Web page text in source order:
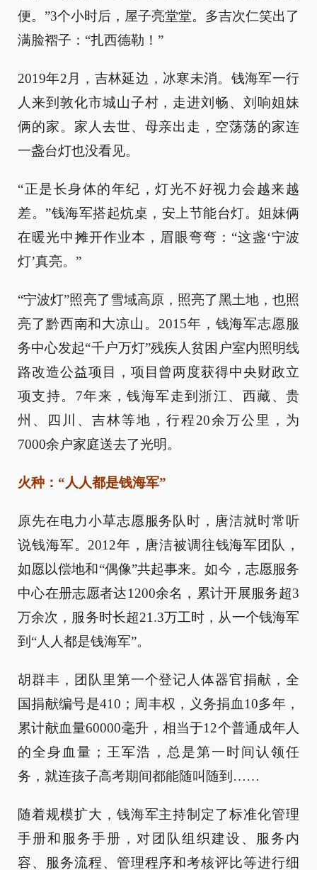
便。”3个小时后，屋子亮堂堂。多吉次仁笑出了
满脸褶子：“扎西德勒！”
2019年2月，吉林延边，冰寒未消。钱海军一行
人来到敦化市城山子村，走进刘畅、刘响姐妹
俩的家。家人去世、母亲出走，空荡荡的家连
一盏台灯也没看见。
“正是长身体的年纪，灯光不好视力会越来越
差。”钱海军搭起炕桌，安上节能台灯。姐妹俩
在暖光中摊开作业本，眉眼弯弯：“这盏‘宁波
灯’真亮。”
“宁波灯”照亮了雪域高原，照亮了黑土地，也照
亮了黔西南和大凉山。2015年，钱海军志愿服
务中心发起“千户万灯”残疾人贫困户室内照明线
路改造公益项目，项目曾两度获得中央财政立
项支持。7年来，钱海军走到浙江、西藏、贵
州、四川、吉林等地，行程20余万公里，为
7000余户家庭送去了光明。
火种：“人人都是钱海军”
原先在电力小草志愿服务队时，唐洁就时常听
说钱海军。2012年，唐洁被调往钱海军团队，
如愿以偿地和“偶像”共起事来。如今，志愿服务
中心在册志愿者达1200余名，累计开展服务超3
万余次，服务时长超21.3万工时，从一个钱海军
到“人人都是钱海军”。
胡群丰，团队里第一个登记人体器官捐献，全
国捐献编号是410；周丰权，义务捐血10多年，
累计献血量60000毫升，相当于12个普通成年人
的全身血量；王军浩，总是第一时间认领任
务，就连孩子高考期间都能随叫随到……
随着规模扩大，钱海军主持制定了标准化管理
手册和服务手册，对团队组织建设、服务内
容、服务流程、管理程序和考核评比等进行细